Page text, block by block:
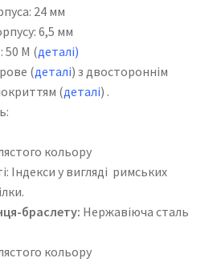
24 мм
6,5 мм
M (деталі)
(деталі) з двостороннім
(деталі) .
кольору
у вигляді римських
браслету: Нержавіюча сталь
кольору